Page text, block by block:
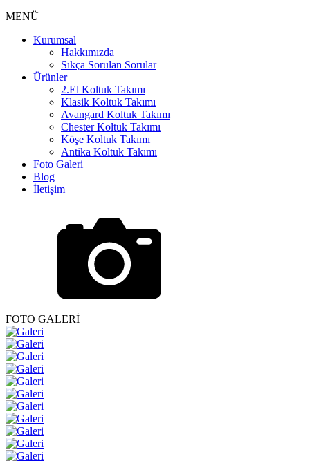
MENÜ
Kurumsal
Hakkımızda
Sıkça Sorulan Sorular
Ürünler
2.El Koltuk Takımı
Klasik Koltuk Takımı
Avangard Koltuk Takımı
Chester Koltuk Takımı
Köşe Koltuk Takımı
Antika Koltuk Takımı
Foto Galeri
Blog
İletişim
FOTO GALERİ